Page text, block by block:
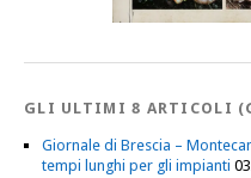
GLI ULTIMI 8 ARTICOLI
Giornale di Brescia –
tempi lunghi per gli impianti